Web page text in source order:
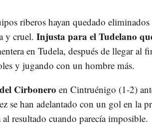
riberos hayan quedado
y cruel. Injusta para el Tudelano
en Tudela, después de llegar al
y jugando con un hombre más.
Cirbonero en Cintruénigo (1-2)
se han adelantado con un gol en la
resultado cuando parecía imposible.